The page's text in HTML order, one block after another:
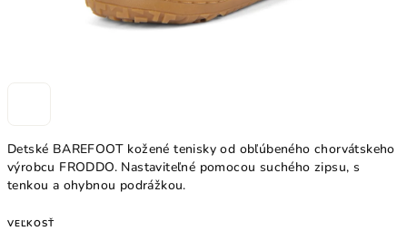
Detské BAREFOOT kožené tenisky od obľúbeného chorvátskeho
výrobcu FRODDO. Nastaviteľné pomocou suchého zipsu, s
tenkou a ohybnou podrážkou.
VEĽKOSŤ